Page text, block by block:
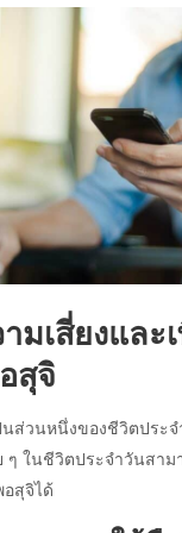
มเสี่ยงและ
สุจิ
นส่วนหนึ่งของชีวิตประ
ๆ ในชีวิตประจำวันสา
สุจิได้